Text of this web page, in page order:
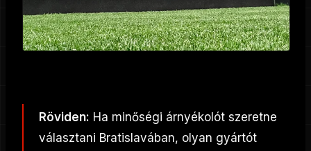
Röviden: Ha minőségi árnyékolót szeretne
választani Bratislavában, olyan gyártót